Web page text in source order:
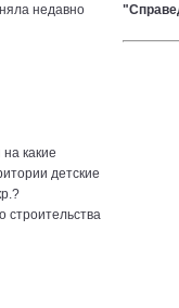
недавно
какие
детские
строительства